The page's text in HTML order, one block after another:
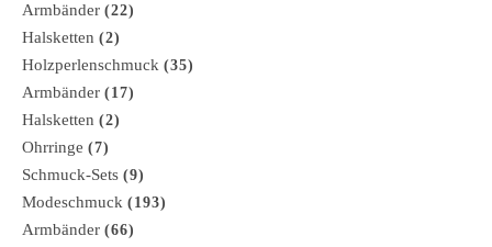
Armbänder (22)
Halsketten (2)
Holzperlenschmuck (35)
Armbänder (17)
Halsketten (2)
Ohrringe (7)
Schmuck-Sets (9)
Modeschmuck (193)
Armbänder (66)